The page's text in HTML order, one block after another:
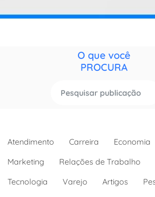
O que você
PROCURA
Atendimento Carreira Economia
Marketing
Relações de Trabalho
Tecnologia
Varejo Artigos